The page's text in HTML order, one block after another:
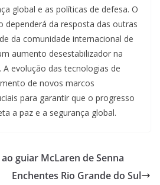
global e as políticas de defesa. O
dependerá da resposta das outras
da comunidade internacional de
aumento desestabilizador na
evolução das tecnologias de
de novos marcos
para garantir que o progresso
a paz e a segurança global.
guiar McLaren de Senna
Enchentes Rio Grande do Sul